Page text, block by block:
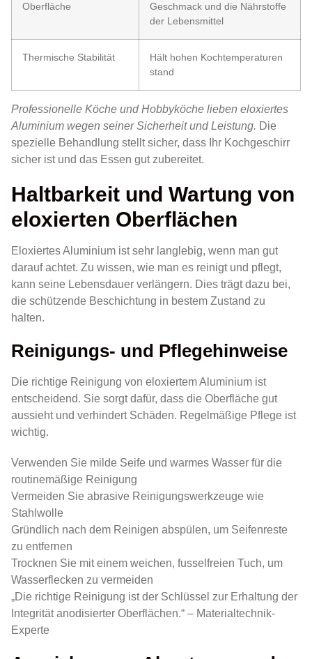
Oberfläche
Geschmack und die Nährstoffe
der Lebensmittel
Thermische Stabilität
Hält hohen Kochtemperaturen
stand
Professionelle Köche und Hobbyköche lieben eloxiertes
Aluminium wegen seiner Sicherheit und Leistung. Die
spezielle Behandlung stellt sicher, dass Ihr Kochgeschirr
sicher ist und das Essen gut zubereitet.
Haltbarkeit und Wartung von
eloxierten Oberflächen
Eloxiertes Aluminium ist sehr langlebig, wenn man gut
darauf achtet. Zu wissen, wie man es reinigt und pflegt,
kann seine Lebensdauer verlängern. Dies trägt dazu bei,
die schützende Beschichtung in bestem Zustand zu
halten.
Reinigungs- und Pflegehinweise
Die richtige Reinigung von eloxiertem Aluminium ist
entscheidend. Sie sorgt dafür, dass die Oberfläche gut
aussieht und verhindert Schäden. Regelmäßige Pflege ist
wichtig.
Verwenden Sie milde Seife und warmes Wasser für die
routinemäßige Reinigung
Vermeiden Sie abrasive Reinigungswerkzeuge wie
Stahlwolle
Gründlich nach dem Reinigen abspülen, um Seifenreste
zu entfernen
Trocknen Sie mit einem weichen, fusselfreien Tuch, um
Wasserflecken zu vermeiden
„Die richtige Reinigung ist der Schlüssel zur Erhaltung der
Integrität anodisierter Oberflächen.“ – Materialtechnik-
Experte